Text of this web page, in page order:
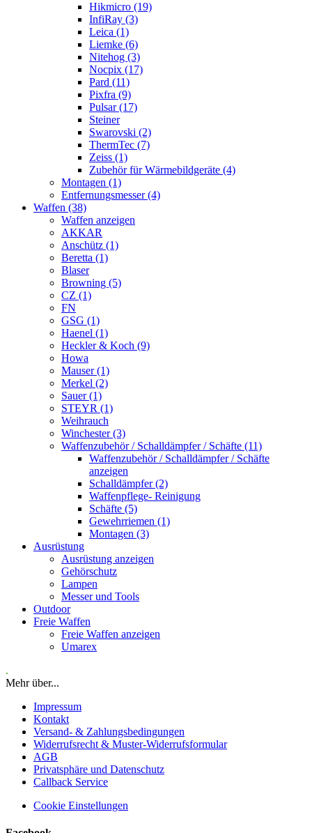
Hikmicro (19)
InfiRay (3)
Leica (1)
Liemke (6)
Nitehog (3)
Nocpix (17)
Pard (11)
Pixfra (9)
Pulsar (17)
Steiner
Swarovski (2)
ThermTec (7)
Zeiss (1)
Zubehör für Wärmebildgeräte (4)
Montagen (1)
Entfernungsmesser (4)
Waffen (38)
Waffen anzeigen
AKKAR
Anschütz (1)
Beretta (1)
Blaser
Browning (5)
CZ (1)
FN
GSG (1)
Haenel (1)
Heckler & Koch (9)
Howa
Mauser (1)
Merkel (2)
Sauer (1)
STEYR (1)
Weihrauch
Winchester (3)
Waffenzubehör / Schalldämpfer / Schäfte (11)
Waffenzubehör / Schalldämpfer / Schäfte
anzeigen
Schalldämpfer (2)
Waffenpflege- Reinigung
Schäfte (5)
Gewehrriemen (1)
Montagen (3)
Ausrüstung
Ausrüstung anzeigen
Gehörschutz
Lampen
Messer und Tools
Outdoor
Freie Waffen
Freie Waffen anzeigen
Umarex
.
Mehr über...
Impressum
Kontakt
Versand- & Zahlungsbedingungen
Widerrufsrecht & Muster-Widerrufsformular
AGB
Privatsphäre und Datenschutz
Callback Service
Cookie Einstellungen